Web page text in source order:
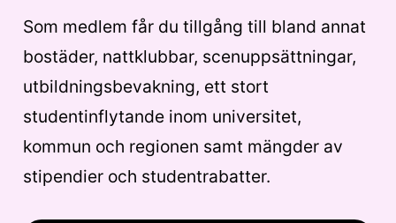
Som medlem får du tillgång till bland annat
bostäder, nattklubbar, scenuppsättningar,
utbildningsbevakning, ett stort
studentinflytande inom universitet,
kommun och regionen samt mängder av
stipendier och studentrabatter.